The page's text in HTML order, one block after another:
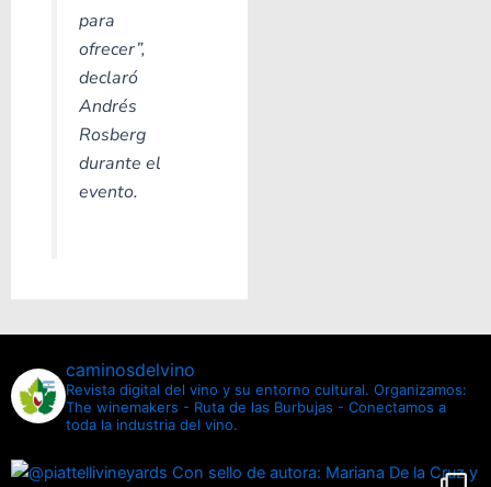
para
ofrecer”,
declaró
Andrés
Rosberg
durante el
evento.
caminosdelvino
Revista digital del vino y su entorno cultural. Organizamos:
The winemakers - Ruta de las Burbujas - Conectamos a
toda la industria del vino.